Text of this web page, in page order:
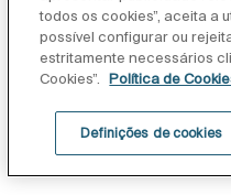
Connect. Com
acessíveis, é possível
lavagem e secagem,
através da
disponível para iOS e
todos os cookies”, aceita a
possível configurar ou
estritamente necessários
Cookies”.
Política de
Definições de cookies